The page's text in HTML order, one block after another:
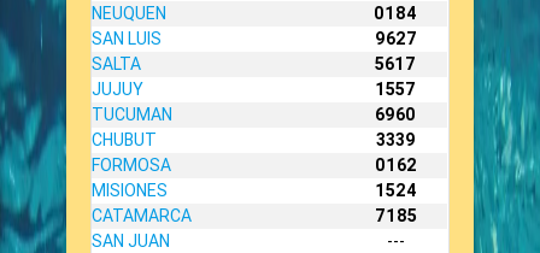
NEUQUEN
0184
SAN LUIS
9627
SALTA
5617
JUJUY
1557
TUCUMAN
6960
CHUBUT
3339
FORMOSA
0162
MISIONES
1524
CATAMARCA
7185
SAN JUAN
---